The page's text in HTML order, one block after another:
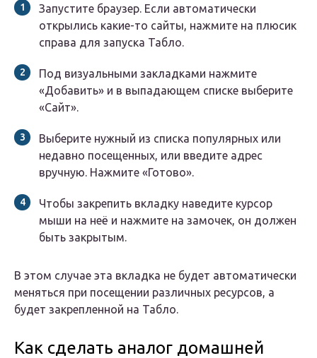
Запустите браузер. Если автоматически
открылись какие-то сайты, нажмите на плюсик
справа для запуска Табло.
Под визуальными закладками нажмите
«Добавить» и в выпадающем списке выберите
«Сайт».
Выберите нужный из списка популярных или
недавно посещенных, или введите адрес
вручную. Нажмите «Готово».
Чтобы закрепить вкладку наведите курсор
мыши на неё и нажмите на замочек, он должен
быть закрытым.
В этом случае эта вкладка не будет автоматически
меняться при посещении различных ресурсов, а
будет закрепленной на Табло.
Как сделать аналог домашней